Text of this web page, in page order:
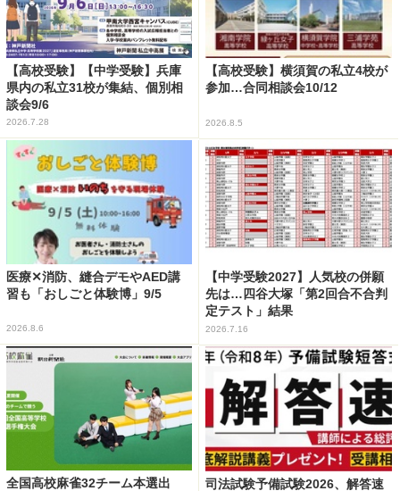
【高校受験】【中学受験】兵庫
県内の私立31校が集結、個別相
談会9/6
2026.7.28
【高校受験】横須賀の私立4校が
参加…合同相談会10/12
2026.8.5
医療✕消防、縫合デモやAED講
習も「おしごと体験博」9/5
2026.8.6
【中学受験2027】人気校の併願
先は…四谷大塚「第2回合不合判
定テスト」結果
2026.7.16
全国高校麻雀32チーム本選出
司法試験予備試験2026、解答速